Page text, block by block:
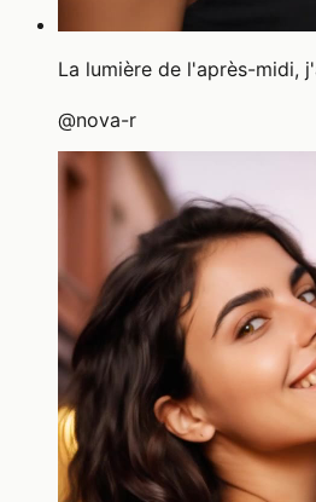
La lumière de l'après-midi,
@nova-r